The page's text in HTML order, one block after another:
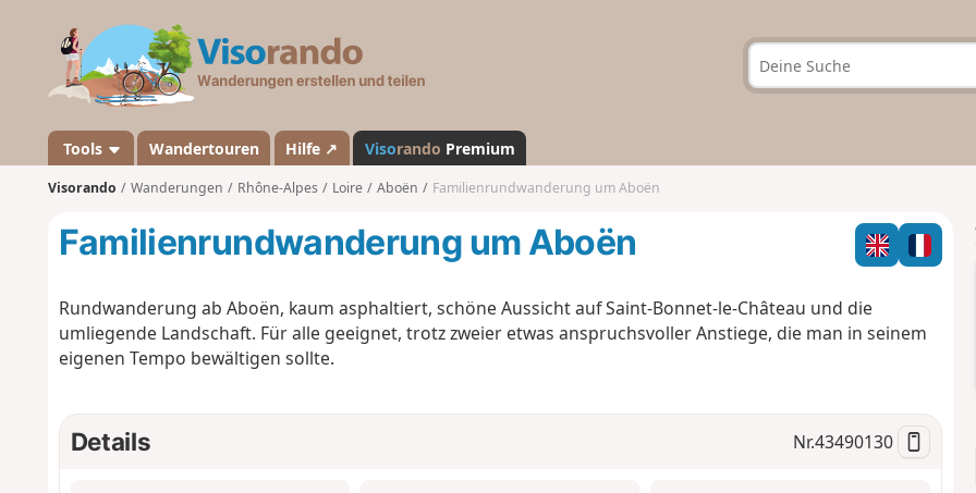
a
n
d
Tools Wandertouren Hilfe ↗ Visorando Premium
Visorando Wanderungen Rhône-Alpes Loire Aboën Familienrundwanderung um Aboën
Familienrundwanderung um Aboën
Rundwanderung ab Aboën, kaum asphaltiert, schöne Aussicht auf Saint-Bonnet-le-Château und die
umliegende Landschaft. Für alle geeignet, trotz zweier etwas anspruchsvoller Anstiege, die man in seinem
eigenen Tempo bewältigen sollte.
Details Nr.43490130